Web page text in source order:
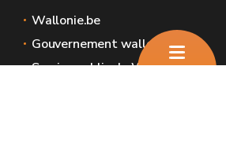
Wallonie.be
Gouvernement wallon
Service public de Wallonie